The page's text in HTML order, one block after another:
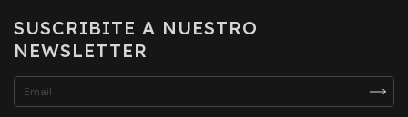
SUSCRIBITE A NUESTRO
NEWSLETTER